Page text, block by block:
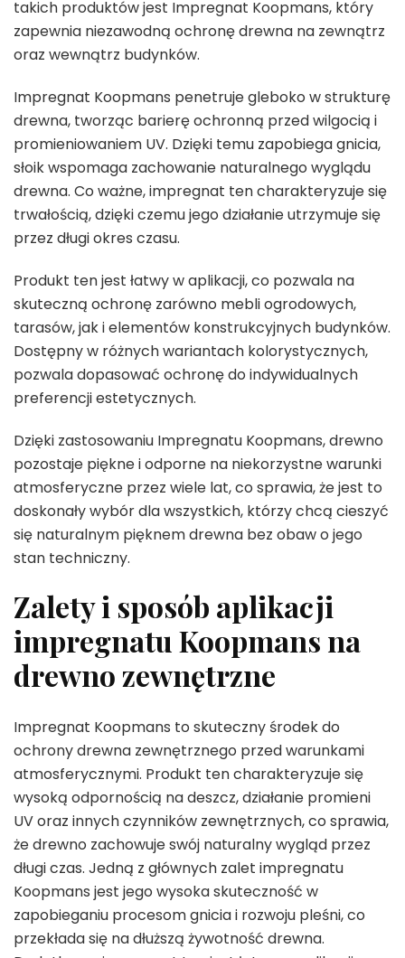
takich produktów jest Impregnat Koopmans, który
zapewnia niezawodną ochronę drewna na zewnątrz
oraz wewnątrz budynków.
Impregnat Koopmans penetruje gleboko w strukturę
drewna, tworząc barierę ochronną przed wilgocią i
promieniowaniem UV. Dzięki temu zapobiega gnicia,
słoik wspomaga zachowanie naturalnego wyglądu
drewna. Co ważne, impregnat ten charakteryzuje się
trwałością, dzięki czemu jego działanie utrzymuje się
przez długi okres czasu.
Produkt ten jest łatwy w aplikacji, co pozwala na
skuteczną ochronę zarówno mebli ogrodowych,
tarasów, jak i elementów konstrukcyjnych budynków.
Dostępny w różnych wariantach kolorystycznych,
pozwala dopasować ochronę do indywidualnych
preferencji estetycznych.
Dzięki zastosowaniu Impregnatu Koopmans, drewno
pozostaje piękne i odporne na niekorzystne warunki
atmosferyczne przez wiele lat, co sprawia, że jest to
doskonały wybór dla wszystkich, którzy chcą cieszyć
się naturalnym pięknem drewna bez obaw o jego
stan techniczny.
Zalety i sposób aplikacji
impregnatu Koopmans na
drewno zewnętrzne
Impregnat Koopmans to skuteczny środek do
ochrony drewna zewnętrznego przed warunkami
atmosferycznymi. Produkt ten charakteryzuje się
wysoką odpornością na deszcz, działanie promieni
UV oraz innych czynników zewnętrznych, co sprawia,
że drewno zachowuje swój naturalny wygląd przez
długi czas. Jedną z głównych zalet impregnatu
Koopmans jest jego wysoka skuteczność w
zapobieganiu procesom gnicia i rozwoju pleśni, co
przekłada się na dłuższą żywotność drewna.